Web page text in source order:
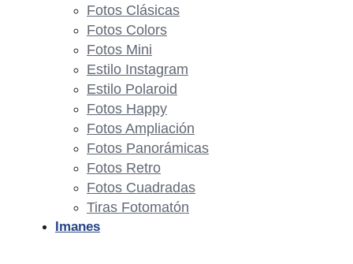
Fotos Clásicas
Fotos Colors
Fotos Mini
Estilo Instagram
Estilo Polaroid
Fotos Happy
Fotos Ampliación
Fotos Panorámicas
Fotos Retro
Fotos Cuadradas
Tiras Fotomatón
Imanes